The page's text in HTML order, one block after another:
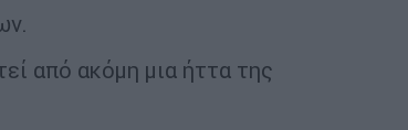
από ακόμη μια ήττα της